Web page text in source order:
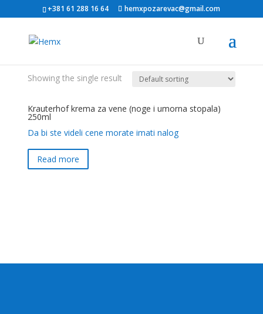
+381 61 288 16 64 hemxpozarevac@gmail.com
Showing the single result
Krauterhof krema za vene (noge i umorna stopala)
250ml
Da bi ste videli cene morate imati nalog
Read more